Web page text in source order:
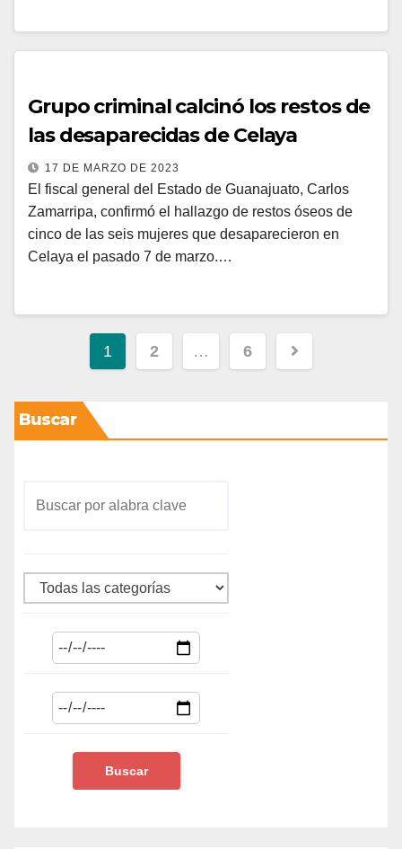
Grupo criminal calcinó los restos de
las desaparecidas de Celaya
17 DE MARZO DE 2023
El fiscal general del Estado de Guanajuato, Carlos
Zamarripa, confirmó el hallazgo de restos óseos de
cinco de las seis mujeres que desaparecieron en
Celaya el pasado 7 de marzo.…
1 2 … 6
Buscar